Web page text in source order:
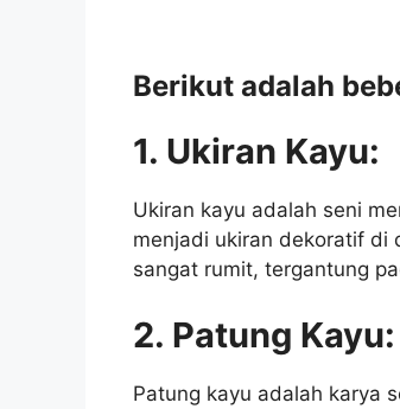
Berikut adalah
1. Ukiran Kayu:
Ukiran kayu adalah seni
menjadi ukiran dekoratif di
sangat rumit, tergantung
2. Patung Kayu:
Patung kayu adalah karya